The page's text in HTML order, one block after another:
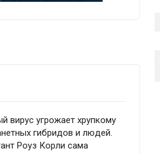
вирус угрожает хрупкому
гибридов и людей.
Роуз Корли сама